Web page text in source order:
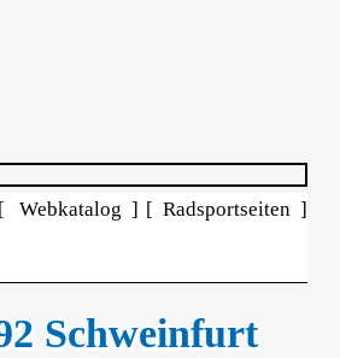
[ Webkatalog ] [ Radsportseiten ]
Schweinfurt